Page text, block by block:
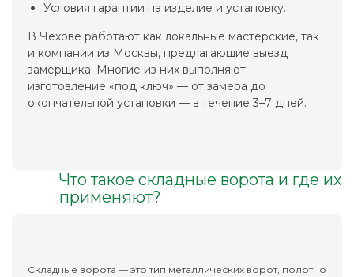
Условия гарантии на изделие и установку.
В Чехове работают как локальные мастерские, так
и компании из Москвы, предлагающие выезд
замерщика. Многие из них выполняют
изготовление «под ключ» — от замера до
окончательной установки — в течение 3–7 дней.
Что такое складные ворота и где их
применяют?
Складные ворота — это тип металлических ворот, полотно